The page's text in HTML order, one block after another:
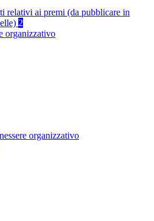
relativi ai premi (da pubblicare in
2
organizzativo
organizzativo